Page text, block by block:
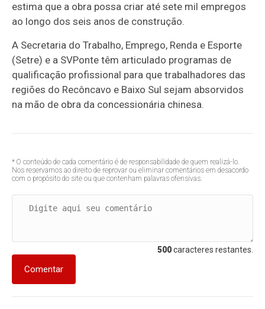
estima que a obra possa criar até sete mil empregos
ao longo dos seis anos de construção.
A Secretaria do Trabalho, Emprego, Renda e Esporte
(Setre) e a SVPonte têm articulado programas de
qualificação profissional para que trabalhadores das
regiões do Recôncavo e Baixo Sul sejam absorvidos
na mão de obra da concessionária chinesa.
* O conteúdo de cada comentário é de responsabilidade de quem realizá-lo.
Nos reservamos ao direito de reprovar ou eliminar comentários em desacordo
com o propósito do site ou que contenham palavras ofensivas.
500caracteres restantes.
Comentar